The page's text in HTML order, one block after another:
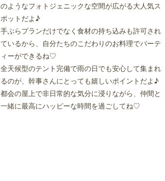
のようなフォトジェニックな空間が広がる大人気ス
ポットだよ♪
手ぶらプランだけでなく食材の持ち込みも許可され
ているから、自分たちのこだわりのお料理でパーテ
ィーができるね♡
全天候型のテント完備で雨の日でも安心して集まれ
るのが、幹事さんにとっても嬉しいポイントだよ♪
都会の屋上で非日常的な気分に浸りながら、仲間と
一緒に最高にハッピーな時間を過ごしてね♡